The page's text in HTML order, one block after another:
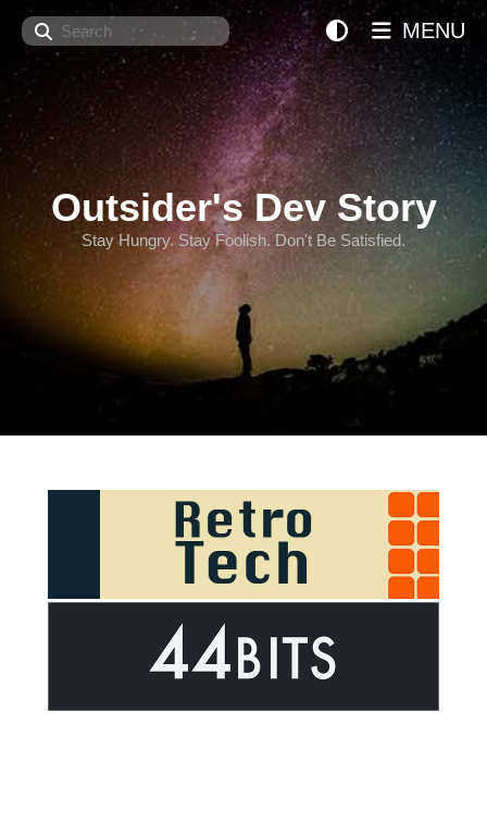
Search
Outsider's Dev Story
Stay Hungry. Stay Foolish. Don't Be Satisfied.
MENU